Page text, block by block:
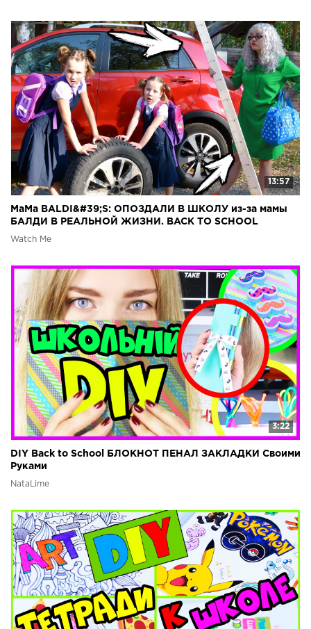
13:57
МаМа BALDI&#39;S: ОПОЗДАЛИ В ШКОЛУ из-за мамы
БАЛДИ В РЕАЛЬНОЙ ЖИЗНИ. BACK TO SCHOOL
Watch Me
3:22
DIY Back to School БЛОКНОТ ПЕНАЛ ЗАКЛАДКИ Своими
Руками
NataLime